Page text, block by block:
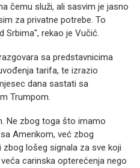
čemu služi, ali sasvim je jasno
za privatne potrebe. To
Srbima", rekao je Vučić.
sa predstavnicima
tarifa, te izrazio
dana sastati sa
Trumpom.
Ne zbog toga što imamo
Amerikom, već zbog
lošeg signala za sve koji
carinska opterećenja nego